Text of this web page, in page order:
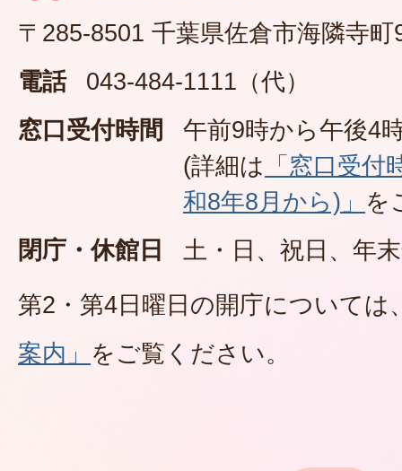
〒285-8501 千葉県佐倉市海隣寺町
電話
043-484-1111（代）
窓口受付時間
午前9時から午後4
(詳細は 「窓口受
和8年8月から)」 を
閉庁・休館日
土・日、祝日、年
第2・第4日曜日の開庁については
案内」 をご覧ください。